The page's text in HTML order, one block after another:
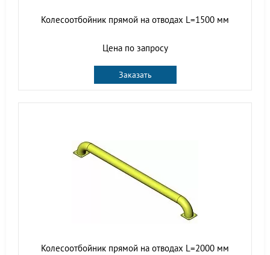
Колесоотбойник прямой на отводах L=1500 мм
Цена по запросу
Заказать
Колесоотбойник прямой на отводах L=2000 мм